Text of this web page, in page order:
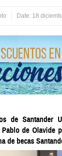
Date: 18
de Santander
de Olavide
de becas